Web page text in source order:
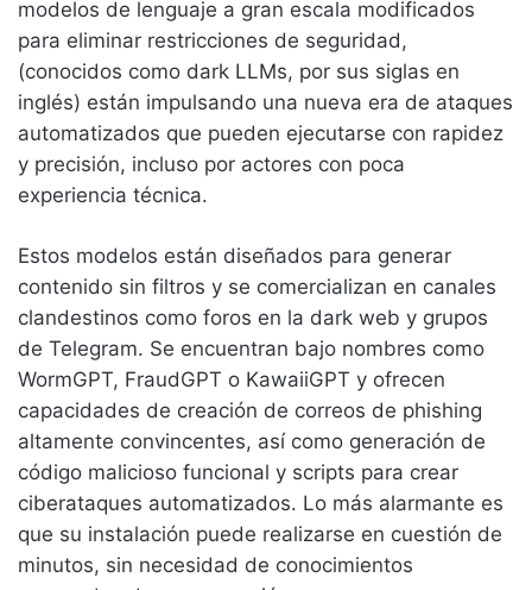
modelos de lenguaje a gran escala modificados
para eliminar restricciones de seguridad,
(conocidos como dark LLMs, por sus siglas en
inglés) están impulsando una nueva era de ataques
automatizados que pueden ejecutarse con rapidez
y precisión, incluso por actores con poca
experiencia técnica.
Estos modelos están diseñados para generar
contenido sin filtros y se comercializan en canales
clandestinos como foros en la dark web y grupos
de Telegram. Se encuentran bajo nombres como
WormGPT, FraudGPT o KawaiiGPT y ofrecen
capacidades de creación de correos de phishing
altamente convincentes, así como generación de
código malicioso funcional y scripts para crear
ciberataques automatizados. Lo más alarmante es
que su instalación puede realizarse en cuestión de
minutos, sin necesidad de conocimientos